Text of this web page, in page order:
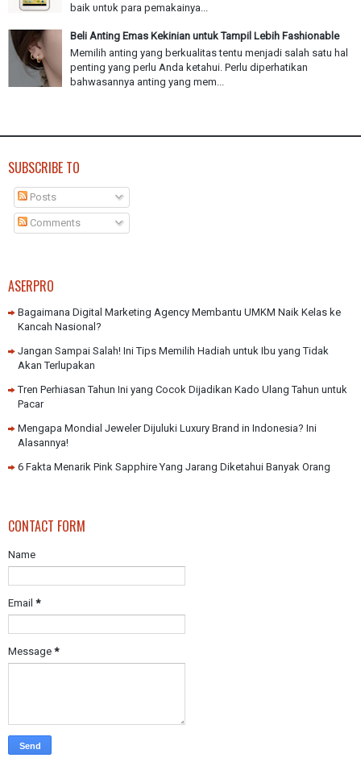
baik υntυk раrа pemakainya...
Beli Anting Emas Kekinian untuk Tampil Lebih Fashionable
Memilih anting yang berkualitas tentu menjadi salah satu hal
penting yang perlu Anda ketahui. Perlu diperhatikan
bahwasannya anting yang mem...
SUBSCRIBE TO
Posts
Comments
ASERPRO
Bagaimana Digital Marketing Agency Membantu UMKM Naik Kelas ke
Kancah Nasional?
Jangan Sampai Salah! Ini Tips Memilih Hadiah untuk Ibu yang Tidak
Akan Terlupakan
Tren Perhiasan Tahun Ini yang Cocok Dijadikan Kado Ulang Tahun untuk
Pacar
Mengapa Mondial Jeweler Dijuluki Luxury Brand in Indonesia? Ini
Alasannya!
6 Fakta Menarik Pink Sapphire Yang Jarang Diketahui Banyak Orang
CONTACT FORM
Name
Email *
Message *